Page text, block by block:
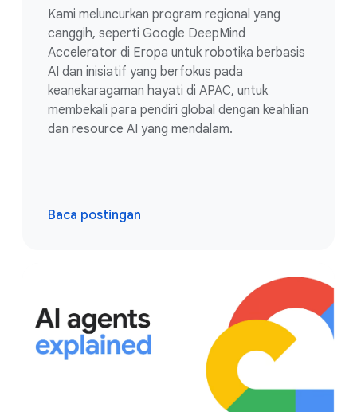
Kami meluncurkan program regional yang
canggih, seperti Google DeepMind
Accelerator di Eropa untuk robotika berbasis
AI dan inisiatif yang berfokus pada
keanekaragaman hayati di APAC, untuk
membekali para pendiri global dengan keahlian
dan resource AI yang mendalam.
Baca postingan